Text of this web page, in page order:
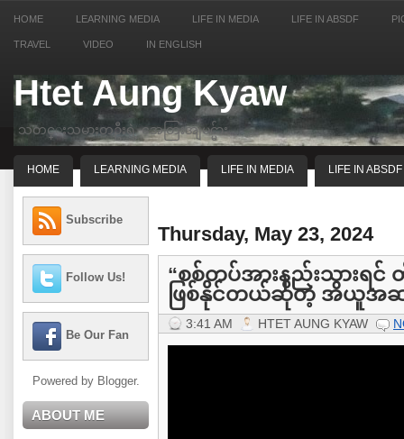
HOME LEARNING MEDIA LIFE IN MEDIA LIFE IN ABSDF
TRAVEL VIDEO IN ENGLISH
Htet Aung Kyaw
သတင္းသမားတဦးရဲ့ အေတြးအျမင္မ်ား
HOME LEARNING MEDIA LIFE IN MEDIA LIFE IN ABSDF
Subscribe
Follow Us!
Be Our Fan
Powered by Blogger.
ABOUT ME
Thursday, May 23, 2024
“စစ်တပ်အားနည်းသွားရင်
ဖြစ်နိုင်တယ်ဆိုတဲ့ အယူအ
3:41 AM HTET AUNG KYAW